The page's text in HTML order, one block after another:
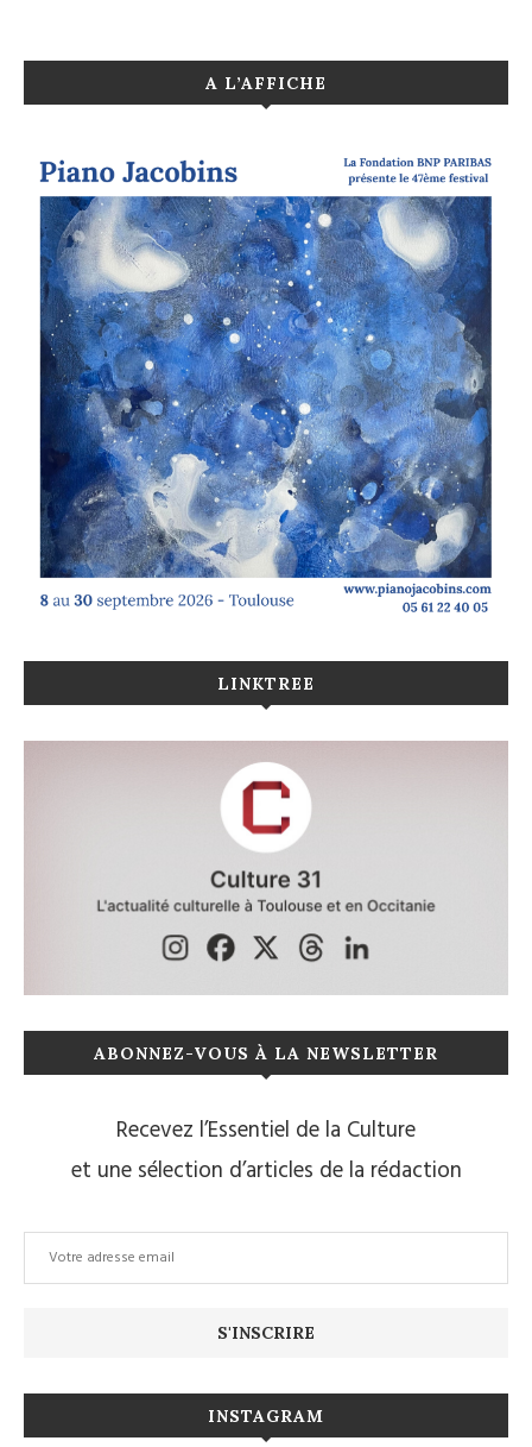
A L’AFFICHE
LINKTREE
ABONNEZ-VOUS À LA NEWSLETTER
Recevez l’Essentiel de la Culture
et une sélection d’articles de la rédaction
INSTAGRAM